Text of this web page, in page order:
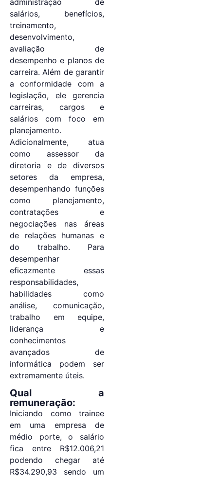
salários, benefícios,
treinamento,
desenvolvimento,
avaliação de
desempenho e planos de
carreira. Além de garantir
a conformidade com a
legislação, ele gerencia
carreiras, cargos e
salários com foco em
planejamento.
Adicionalmente, atua
como assessor da
diretoria e de diversos
setores da empresa,
desempenhando funções
como planejamento,
contratações e
negociações nas áreas
de relações humanas e
do trabalho. Para
desempenhar
eficazmente essas
responsabilidades,
habilidades como
análise, comunicação,
trabalho em equipe,
liderança e
conhecimentos
avançados de
informática podem ser
extremamente úteis.
Qual a
remuneração:
Iniciando como trainee
em uma empresa de
médio porte, o salário
fica entre R$12.006,21
podendo chegar até
R$34.290,93 sendo um